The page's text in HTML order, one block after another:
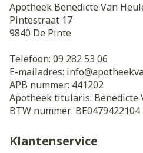
Apotheek Benedicte Van
Pintestraat 17
9840 De Pinte
Telefoon: 09 282 53 06
E-mailadres: info@
APB nummer: 441202
Apotheek titularis: Benedicte
BTW nummer: BE0479422104
Klantenservice